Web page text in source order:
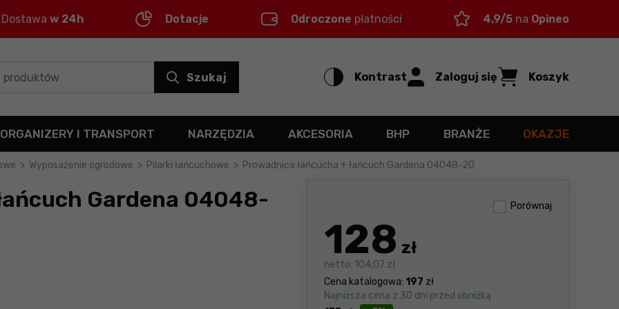
Dostawa w 24h Dotacje Odroczone płatności 4,9/5 na Opineo
Szukaj Kontrast Zaloguj się Koszyk
ORGANIZERY I TRANSPORT NARZĘDZIA AKCESORIA BHP BRANŻE OKAZJE
> Wyposażenie ogrodowe > Pilarki łańcuchowe > Prowadnica łańcucha + łańcuch Gardena 04048-20
Gardena 04048-
Porównaj
128 zł
netto: 104,07 zł
Cena katalogowa: 197 zł
Najniższa cena z 30 dni przed obniżką